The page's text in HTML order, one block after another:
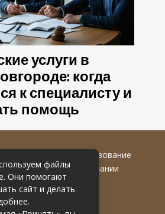
услуги в
когда
к специалисту и
помощь
2022 гг. Любое использование
только при указании
на первоисточник.
файлы
Они помогают
сайт и делать